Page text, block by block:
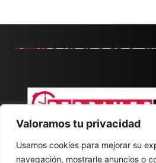
Valoramos tu privacidad
Usamos cookies para mejorar su
navegación, mostrarle anuncios o